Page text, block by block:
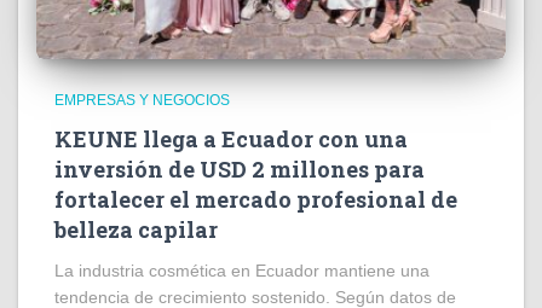
EMPRESAS Y NEGOCIOS
KEUNE llega a Ecuador con una
inversión de USD 2 millones para
fortalecer el mercado profesional de
belleza capilar
La industria cosmética en Ecuador mantiene una
tendencia de crecimiento sostenido. Según datos de